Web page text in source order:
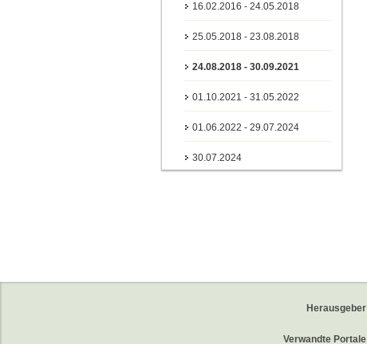
16.02.2016 - 24.05.2018
25.05.2018 - 23.08.2018
24.08.2018 - 30.09.2021
01.10.2021 - 31.05.2022
01.06.2022 - 29.07.2024
30.07.2024
Herausgeber
Verwandte Portale